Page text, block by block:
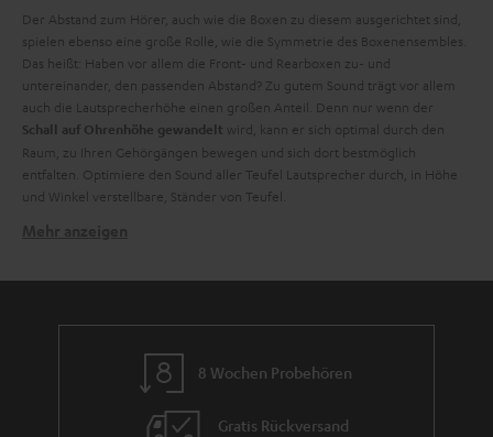
Der Abstand zum Hörer, auch wie die Boxen zu diesem ausgerichtet sind,
spielen ebenso eine große Rolle, wie die Symmetrie des Boxenensembles.
Das heißt: Haben vor allem die Front- und Rearboxen zu- und
untereinander, den passenden Abstand? Zu gutem Sound trägt vor allem
auch die Lautsprecherhöhe einen großen Anteil. Denn nur wenn der
Schall auf Ohrenhöhe gewandelt wird, kann er sich optimal durch den
Raum, zu Ihren Gehörgängen bewegen und sich dort bestmöglich
entfalten. Optimiere den Sound aller Teufel Lautsprecher durch, in Höhe
und Winkel verstellbare, Ständer von Teufel.
Regal ausgelegt und können dort auch durchaus solide arbeiten. Gib
deinen Boxen Raum zur Entfaltung und verstecke sie nicht hinter Büchern
Teufel Lautsprecherständer lassen deine Boxen aufatmen -
8 Wochen Probehören
Gratis Rückversand